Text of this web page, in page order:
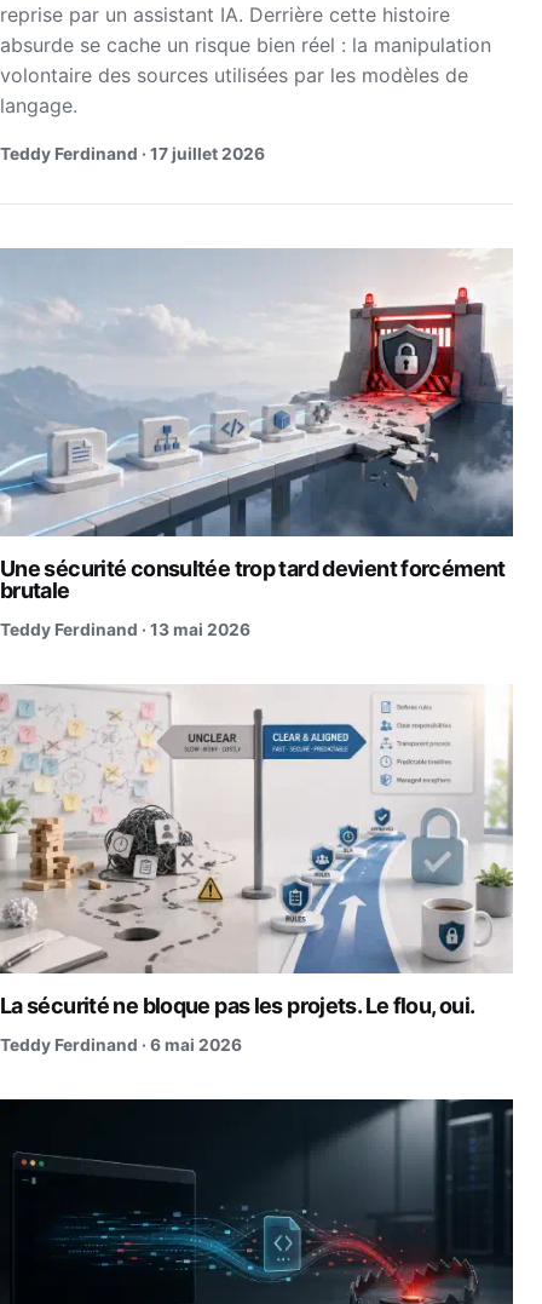
reprise par un assistant IA. Derrière cette histoire
absurde se cache un risque bien réel : la manipulation
volontaire des sources utilisées par les modèles de
langage.
Teddy Ferdinand · 17 juillet 2026
Une sécurité consultée trop tard devient forcément
brutale
Teddy Ferdinand · 13 mai 2026
La sécurité ne bloque pas les projets. Le flou, oui.
Teddy Ferdinand · 6 mai 2026